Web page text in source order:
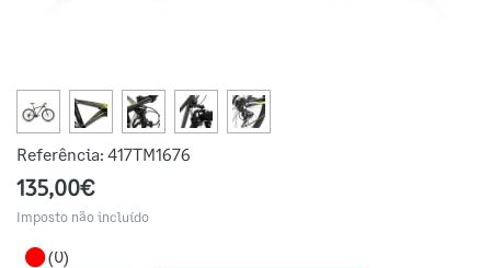
Referência: 417TM1676
135,00€
Imposto não incluído
(0)